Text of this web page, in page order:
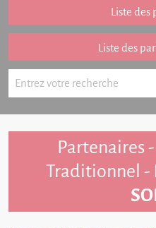
Liste des
Liste des
Partenaires
Traditionnel -